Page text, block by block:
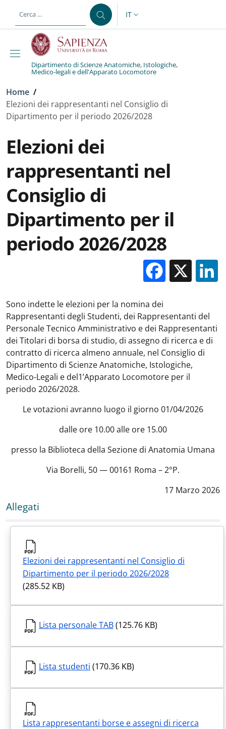
al contenuto principale
SELETTORE LINGUA:
IT
Dipartimento di Scienze Anatomiche, Istologiche,
Medico-legali e dell'Apparato Locomotore
Briciole di pane
Home /
Elezioni dei rappresentanti nel Consiglio di
Dipartimento per il periodo 2026/2028
Elezioni dei
rappresentanti nel
Consiglio di
Dipartimento per il
periodo 2026/2028
X
Sono indette le elezioni per la nomina dei
Rappresentanti degli Studenti, dei Rappresentanti del
Personale Tecnico Amministrativo e dei Rappresentanti
dei Titolari di borsa di studio, di assegno di ricerca e di
contratto di ricerca almeno annuale, nel Consiglio di
Dipartimento di Scienze Anatomiche, Istologiche,
Medico-Legali e del1’Apparato Locomotore per il
periodo 2026/2028.
Le votazioni avranno luogo il giorno 01/04/2026
dalle ore 10.00 alle ore 15.00
presso la Biblioteca della Sezione di Anatomia Umana
Via Borelli, 50 — 00161 Roma – 2°P.
Data notizia:
17 Marzo 2026
Allegati
Elezioni dei rappresentanti nel Consiglio di
Dipartimento per il periodo 2026/2028
(285.52 KB)
Lista personale TAB(125.76 KB)
Lista studenti (170.36 KB)
Lista rappresentanti borse e assegni di ricerca